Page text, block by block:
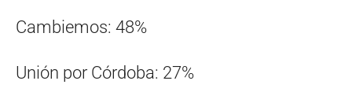
Cambiemos: 48%
Unión por Córdoba: 27%